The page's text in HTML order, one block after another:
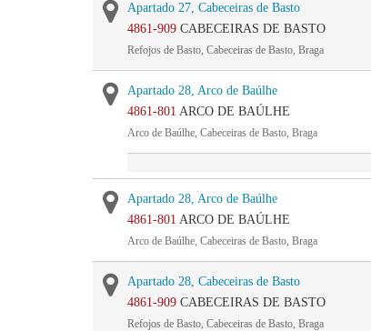
Apartado 27, Cabeceiras de Basto
4861-909 CABECEIRAS DE BASTO
Refojos de Basto, Cabeceiras de Basto, Braga
Apartado 28, Arco de Baúlhe
4861-801 ARCO DE BAÚLHE
Arco de Baúlhe, Cabeceiras de Basto, Braga
Apartado 28, Arco de Baúlhe
4861-801 ARCO DE BAÚLHE
Arco de Baúlhe, Cabeceiras de Basto, Braga
Apartado 28, Cabeceiras de Basto
4861-909 CABECEIRAS DE BASTO
Refojos de Basto, Cabeceiras de Basto, Braga